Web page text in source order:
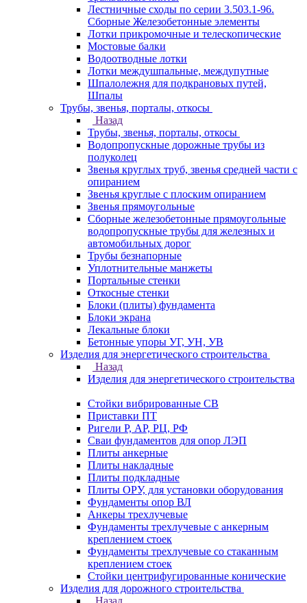
Лестничные сходы по серии 3.503.1-96.
Сборные Железобетонные элементы
Лотки прикромочные и телескопические
Мостовые балки
Водоотводные лотки
Лотки междушпальные, междупутные
Шпалолежня для подкрановых путей,
Шпалы
Трубы, звенья, порталы, откосы
Назад
Трубы, звенья, порталы, откосы
Водопропускные дорожные трубы из
полуколец
Звенья круглых труб, звенья средней части с
опиранием
Звенья круглые с плоским опиранием
Звенья прямоугольные
Сборные железобетонные прямоугольные
водопропускные трубы для железных и
автомобильных дорог
Трубы безнапорные
Уплотнительные манжеты
Портальные стенки
Откосные стенки
Блоки (плиты) фундамента
Блоки экрана
Лекальные блоки
Бетонные упоры УГ, УН, УВ
Изделия для энергетического строительства
Назад
Изделия для энергетического строительства
Стойки вибрированные СВ
Приставки ПТ
Ригели Р, АР, РЦ, РФ
Сваи фундаментов для опор ЛЭП
Плиты анкерные
Плиты накладные
Плиты подкладные
Плиты ОРУ, для установки оборудования
Фундаменты опор ВЛ
Анкеры трехлучевые
Фундаменты трехлучевые с анкерным
креплением стоек
Фундаменты трехлучевые со стаканным
креплением стоек
Стойки центрифугированные конические
Изделия для дорожного строительства
Назад